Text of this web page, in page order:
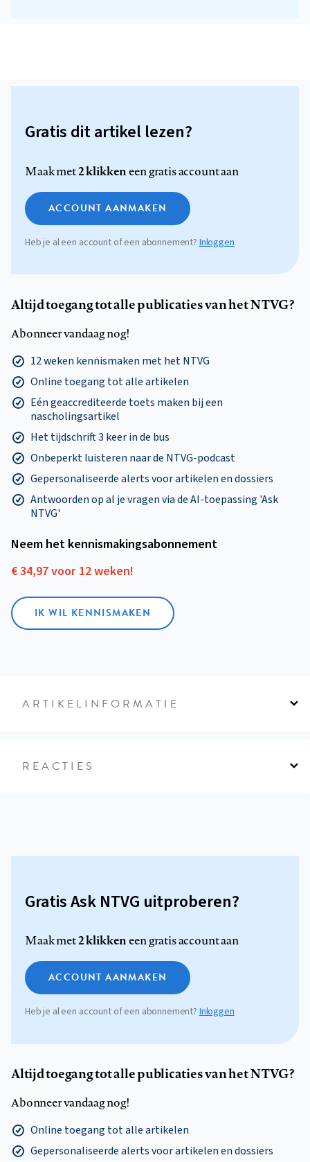
Gratis dit artikel lezen?
Maak met2 klikkeneen gratis account aan
ACCOUNT AANMAKEN
Heb je al een account of een abonnement? Inloggen
Altijd toegang tot alle publicaties van het NTVG?
Abonneer vandaag nog!
12 weken kennismaken met het NTVG
Online toegang tot alle artikelen
Eén geaccrediteerde toets maken bij een
nascholingsartikel
Het tijdschrift 3 keer in de bus
Onbeperkt luisteren naar de NTVG-podcast
Gepersonaliseerde alerts voor artikelen en dossiers
Antwoorden op al je vragen via de AI-toepassing 'Ask
NTVG'
Neem het kennismakings­abonnement
€ 34,97 voor 12 weken!
IK WIL KENNISMAKEN
ARTIKELINFORMATIE
REACTIES
Gratis Ask NTVG uitproberen?
Maak met2 klikkeneen gratis account aan
ACCOUNT AANMAKEN
Heb je al een account of een abonnement?Inloggen
Altijd toegang tot alle publicaties van het NTVG?
Abonneer vandaag nog!
Online toegang tot alle artikelen
Gepersonaliseerde alerts voor artikelen en dossiers